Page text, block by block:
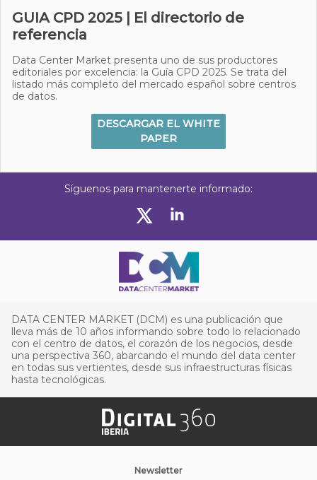
GUIA CPD 2025 | El directorio de
referencia
Data Center Market presenta uno de sus productores
editoriales por excelencia: la Guía CPD 2025. Se trata del
listado más completo del mercado español sobre centros
de datos.
DESCARGAR EL WHITE
PAPER
Síguenos para mantenerte informado:
DATA CENTER MARKET (DCM) es una publicación que
lleva más de 10 años informando sobre todo lo relacionado
con el centro de datos, el corazón de los negocios, desde
una perspectiva 360, abarcando el mundo del data center
en todas sus vertientes, desde sus infraestructuras físicas
hasta tecnológicas.
Newsletter